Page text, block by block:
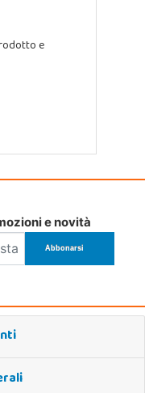
e
e novità